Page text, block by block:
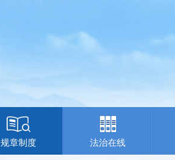
规章制度 法治在线